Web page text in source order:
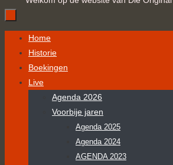
naar
inhoud
Home
Historie
Boekingen
Live
Agenda 2026
Voorbije jaren
Agenda 2025
Agenda 2024
AGENDA 2023